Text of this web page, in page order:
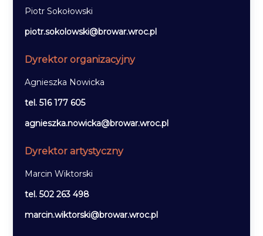
Piotr Sokołowski
piotr.sokolowski@browar.wroc.pl
Dyrektor organizacyjny
Agnieszka Nowicka
tel. 516 177 605
agnieszka.nowicka@browar.wroc.pl
Dyrektor artystyczny
Marcin Wiktorski
tel. 502 263 498
marcin.wiktorski@browar.wroc.pl